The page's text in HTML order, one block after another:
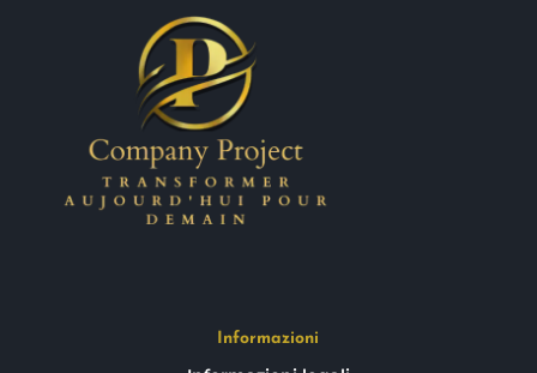
Informazioni